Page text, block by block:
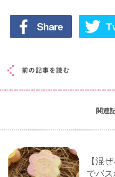
関連
【混
でバス